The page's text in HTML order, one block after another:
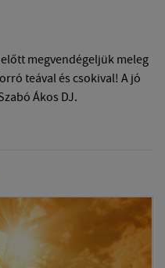
megvendégeljük meleg
teával és csokival! A jó
Ákos DJ.